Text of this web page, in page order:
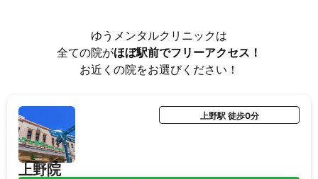
ゆうメンタルクリニックは
全ての院がほぼ駅前でフリーアクセス！
お近くの院をお選びください！
上野院
上野駅 徒歩0分